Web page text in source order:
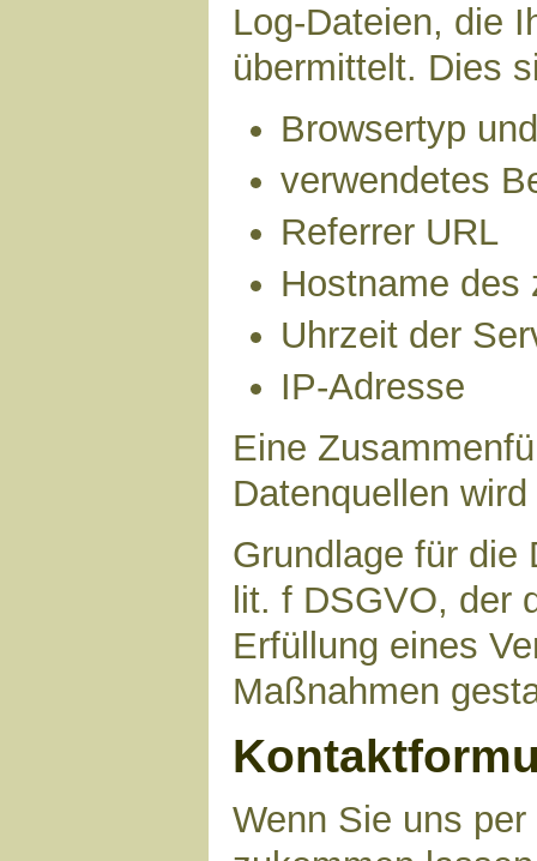
Log-Dateien, die
übermittelt. Dies
Browsertyp
verwendetes
Referrer URL
Hostname des
Uhrzeit der
IP-Adresse
Eine
Datenquellen
Grundlage für die
lit. f DSGVO, der
Erfüllung eines
Maßnahmen
Wenn Sie uns